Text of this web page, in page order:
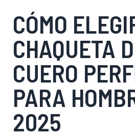
CÓMO
CHAQUETA
CUERO
PARA
2025